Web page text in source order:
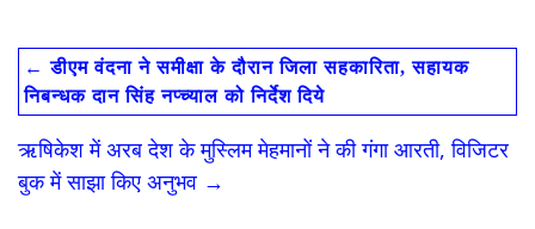
e
b
o
o
k
to
d
o
n
ai
l
ar
e
← डीएम वंदना ने समीक्षा के दौरान जिला सहकारिता, सहायक
निबन्धक दान सिंह नप्च्याल को निर्देश दिये
ऋषिकेश में अरब देश के मुस्लिम मेहमानों ने की गंगा आरती, विजिटर
बुक में साझा किए अनुभव →